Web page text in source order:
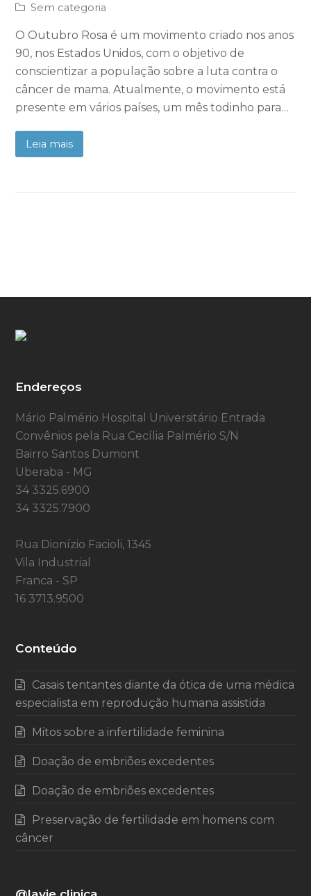
Sem categoria
O Outubro Rosa é um movimento criado nos anos
90, nos Estados Unidos, com o objetivo de
conscientizar a população sobre a luta contra o
câncer de mama. Atualmente, o movimento está
presente em vários países, um mês todinho para…
Leia mais
Endereços
Mário Palmério Hospital Universitário Entrada
Convênios pela Rua Cecília Palmério S/N
Bairro Santos Dumont
Uberaba - MG
34 3325.6900
34 3325.7900
Rua Dionízio Facioli, 1345
Vila Industrial
Franca - SP
16 3713.9500
Conteúdo
Casais tentantes diante da ótica de uma médica
especialista em reprodução humana assistida
Mitos sobre a infertilidade feminina
Doação de embriões excedentes
Doação de embriões excedentes
Preservação de fertilidade em homens com
câncer